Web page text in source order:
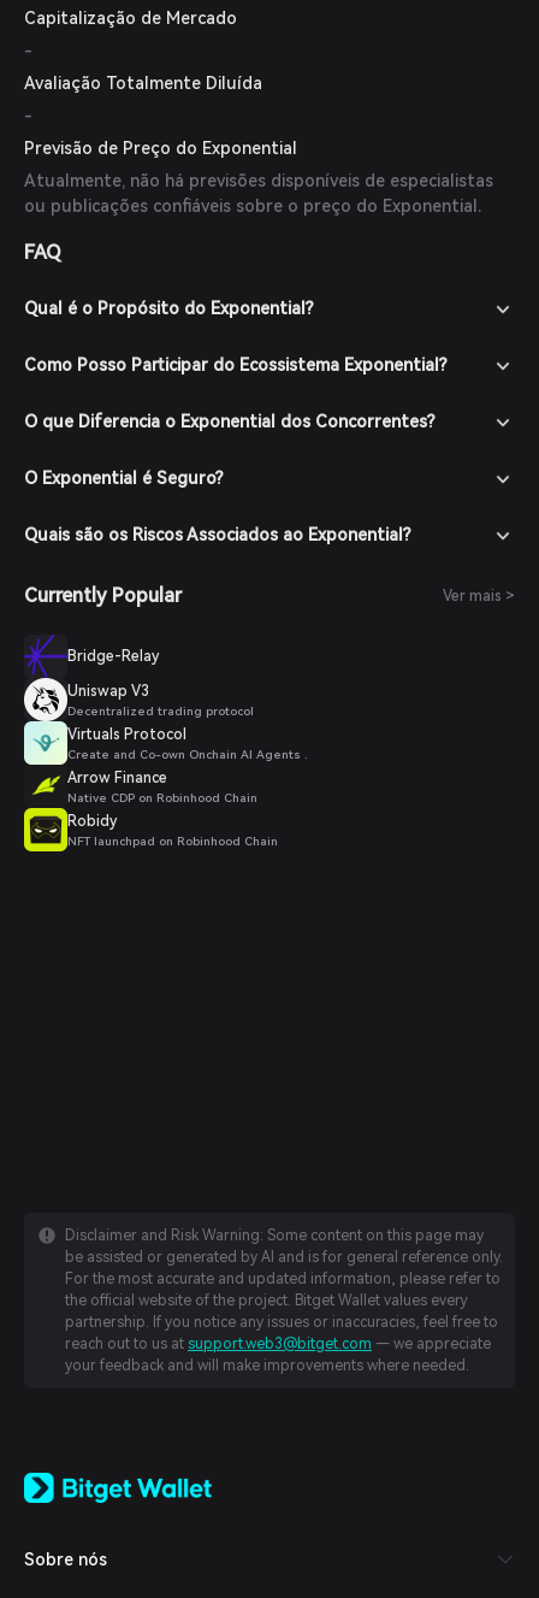
Capitalização de Mercado
-
Avaliação Totalmente Diluída
-
Previsão de Preço do Exponential
Atualmente, não há previsões disponíveis de especialistas
ou publicações confiáveis sobre o preço do Exponential.
FAQ
Qual é o Propósito do Exponential?
Como Posso Participar do Ecossistema Exponential?
O que Diferencia o Exponential dos Concorrentes?
O Exponential é Seguro?
Quais são os Riscos Associados ao Exponential?
Currently Popular Ver mais >
Bridge-Relay
Uniswap V3
Decentralized trading protocol
Virtuals Protocol
Create and Co-own Onchain AI Agents .
Arrow Finance
Native CDP on Robinhood Chain
Robidy
NFT launchpad on Robinhood Chain
Disclaimer and Risk Warning: Some content on this page may
be assisted or generated by AI and is for general reference only.
For the most accurate and updated information, please refer to
the official website of the project. Bitget Wallet values every
partnership. If you notice any issues or inaccuracies, feel free to
reach out to us at support.web3@bitget.com — we appreciate
your feedback and will make improvements where needed.
日本語
Español (Latinoamérica)
Sobre nós